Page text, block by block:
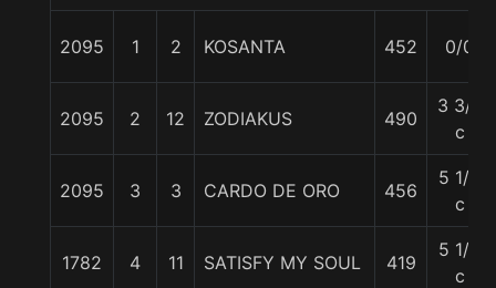
2095 1 2 KOSANTA 452 0/0
2095 2 12 ZODIAKUS 490
3 3/4
c
2095 3 3 CARDO DE ORO 456
5 1/2
c
1782 4 11 SATISFY MY SOUL 419
5 1/2
c